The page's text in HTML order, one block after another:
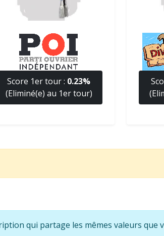
Score 1er tour : 0.23%
(Eliminé(e) au 1er tour)
qui partage les mêmes valeurs que